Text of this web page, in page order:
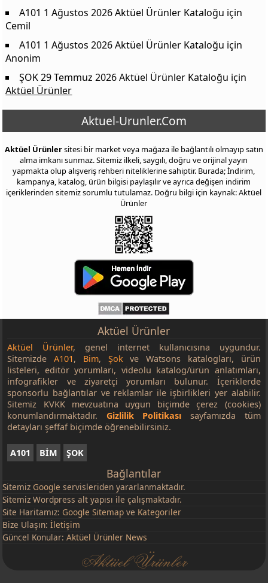
A101 1 Ağustos 2026 Aktüel Ürünler Kataloğu için
Cemil
A101 1 Ağustos 2026 Aktüel Ürünler Kataloğu için
Anonim
ŞOK 29 Temmuz 2026 Aktüel Ürünler Kataloğu için
Aktüel Ürünler
Aktuel-Urunler.Com
Aktüel Ürünlersitesi bir market veya mağaza ile bağlantılı olmayıp satın
alma imkanı sunmaz. Sitemiz ilkeli, saygılı, doğru ve orijinal yayın
yapmakta olup alışveriş rehberi niteliklerine sahiptir. Burada; İndirim,
kampanya, katalog, ürün bilgisi paylaşılır ve ayrıca değişen indirim
içeriklerinden sitemiz sorumlu tutulamaz. Doğru bilgi için kaynak: Aktüel
Ürünler
Aktüel Ürünler
Aktüel Ürünler, genel internet kullanıcısına uygundur.
SitemizdeA101, Bim, Şokve Watsons katalogları, ürün
listeleri, editör yorumları, videolu katalog/ürün anlatımları,
infografikler ve ziyaretçi yorumları bulunur. İçeriklerde
sponsorlu bağlantılar ve reklamlar ile işbirlikleri yer alabilir.
Sitemiz KVKK mevzuatına uygun biçimde çerez (cookies)
konumlandırmaktadır. Gizlilik Politikası sayfamızda tüm
detayları şeffaf biçimde öğrenebilirsiniz.
A101 BİM ŞOK
Bağlantılar
Sitemiz Google servisleriden yararlanmaktadır.
Sitemiz Wordpress alt yapısı ile çalışmaktadır.
Site Haritamız: Google Sitemap ve Kategoriler
Bize Ulaşın:İletişim
Güncel Konular:Aktüel Ürünler News